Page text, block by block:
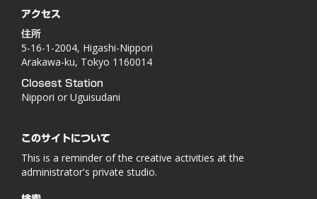
アクセス
住所
5-16-1-2004, Higashi-Nippori
Arakawa-ku, Tokyo 1160014
Closest Station
Nippori or Uguisudani
このサイトについて
This is a reminder of the creative activities at the
administrator's private studio.